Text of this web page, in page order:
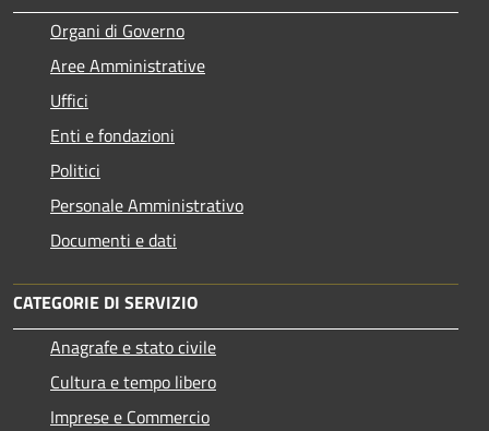
Organi di Governo
Aree Amministrative
Uffici
Enti e fondazioni
Politici
Personale Amministrativo
Documenti e dati
CATEGORIE DI SERVIZIO
Anagrafe e stato civile
Cultura e tempo libero
Imprese e Commercio